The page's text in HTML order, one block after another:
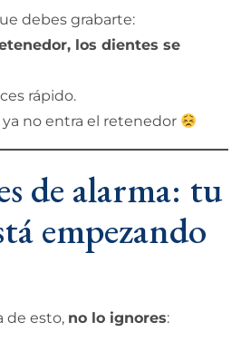
debes grabarte:
los dientes se
rápido.
no entra el retenedor
de alarma: tu
empezando
de esto, no lo ignores: